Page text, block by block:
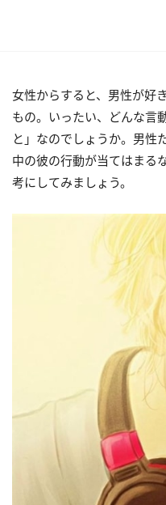
女性からすると、男性が好
もの。いったい、どんな言
と」なのでしょうか。男性
中の彼の行動が当てはまる
考にしてみましょう。